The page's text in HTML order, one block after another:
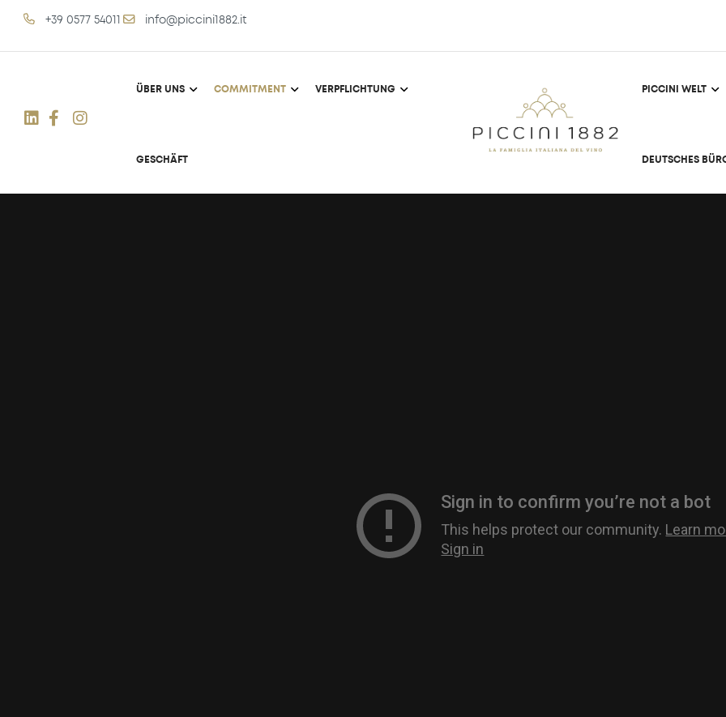
+39 0577 54011 info@piccini1882.it
ÜBER UNS COMMITMENT VERPFLICHTUNG
GESCHÄFT
PICCINI WELT
DEUTSCHES